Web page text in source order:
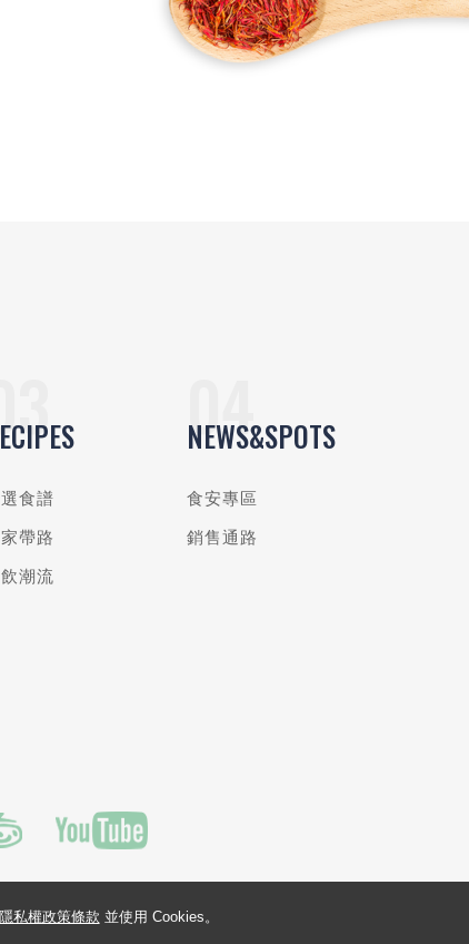
食譜
帶路
潮流
NEWS&SPOTS
食安專區
銷售通路
隱私權政策條款 並使用 Cookies。